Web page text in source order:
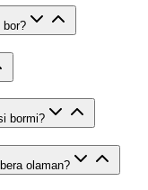
bor?
bormi?
olaman?